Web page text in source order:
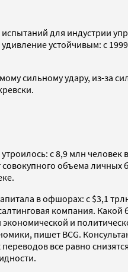
для индустрии
устойчивым: с
сильному удару, из-за
с 8,9 млн человек
объема
в офшорах: с
компания.
и
пишет BCG.
все равно